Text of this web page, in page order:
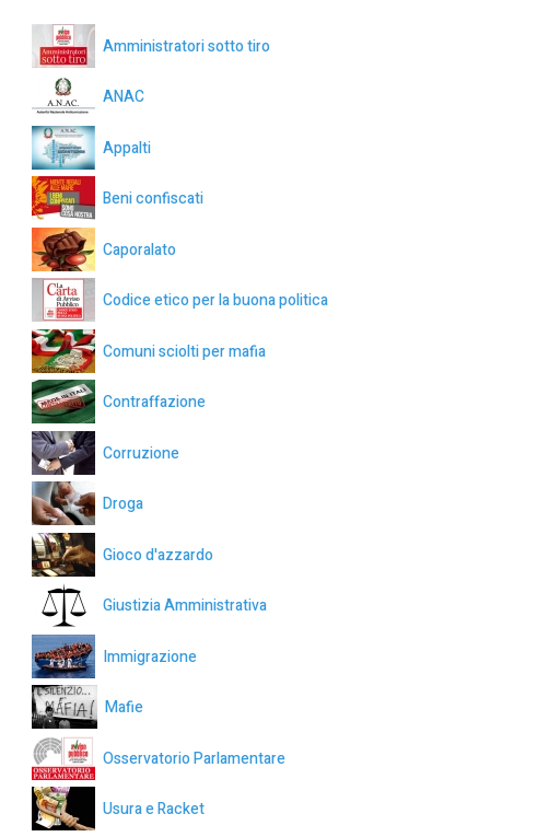
Amministratori sotto tiro
ANAC
Appalti
Beni confiscati
Caporalato
Codice etico per la buona politica
Comuni sciolti per mafia
Contraffazione
Corruzione
Droga
Gioco d'azzardo
Giustizia Amministrativa
Immigrazione
Mafie
Osservatorio Parlamentare
Usura e Racket